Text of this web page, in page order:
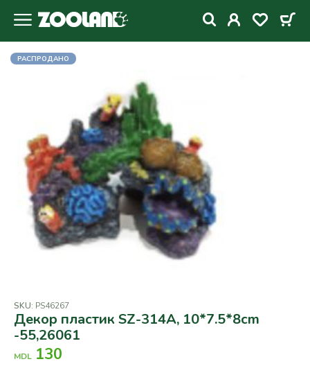
РАСПРОДАНО
SKU: PS46267
Декор пластик SZ-314A, 10*7.5*8cm
-55,26061
MDL 130